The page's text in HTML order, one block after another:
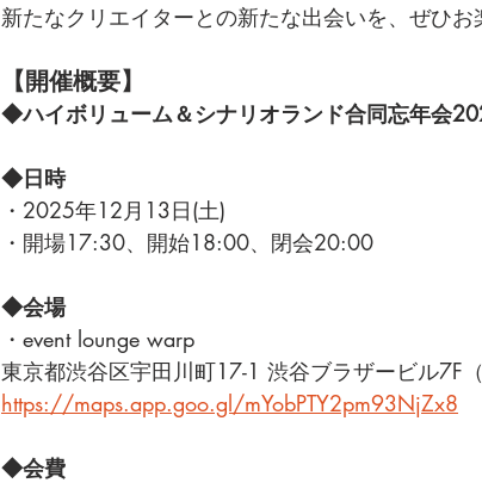
新たなクリエイターとの新たな出会いを、ぜひお
【開催概要】
◆ハイボリューム＆シナリオランド合同忘年会
◆日時
・2025年12月13日(土)
・開場17:30、開始18:00、閉会20:00
◆会場
・event lounge warp
東京都渋谷区宇田川町17-1 渋谷ブラザービル7F
https://maps.app.goo.gl/mYobPTY2pm93NjZx8
◆会費